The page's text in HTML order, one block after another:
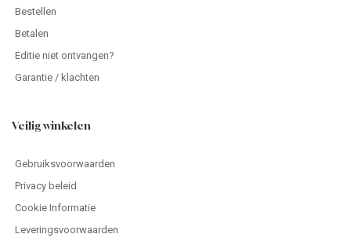
Bestellen
Betalen
Editie niet ontvangen?
Garantie / klachten
Veilig winkelen
Gebruiksvoorwaarden
Privacy beleid
Cookie Informatie
Leveringsvoorwaarden